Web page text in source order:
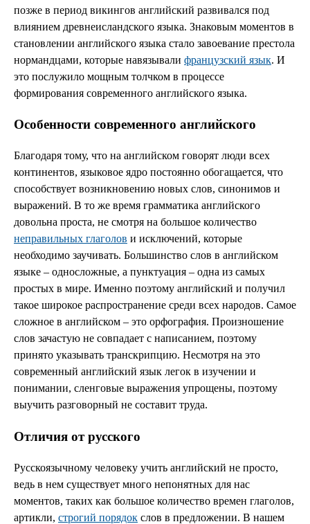
позже в период викингов английский развивался под
влиянием древнеисландского языка. Знаковым моментов в
становлении английского языка стало завоевание престола
нормандцами, которые навязывали французский язык. И
это послужило мощным толчком в процессе
формирования современного английского языка.
Особенности современного английского
Благодаря тому, что на английском говорят люди всех
континентов, языковое ядро постоянно обогащается, что
способствует возникновению новых слов, синонимов и
выражений. В то же время грамматика английского
довольна проста, не смотря на большое количество
неправильных глаголов и исключений, которые
необходимо заучивать. Большинство слов в английском
языке – односложные, а пунктуация – одна из самых
простых в мире. Именно поэтому английский и получил
такое широкое распространение среди всех народов. Самое
сложное в английском – это орфография. Произношение
слов зачастую не совпадает с написанием, поэтому
принято указывать транскрипцию. Несмотря на это
современный английский язык легок в изучении и
понимании, сленговые выражения упрощены, поэтому
выучить разговорный не составит труда.
Отличия от русского
Русскоязычному человеку учить английский не просто,
ведь в нем существует много непонятных для нас
моментов, таких как большое количество времен глаголов,
артикли, строгий порядок слов в предложении. В нашем